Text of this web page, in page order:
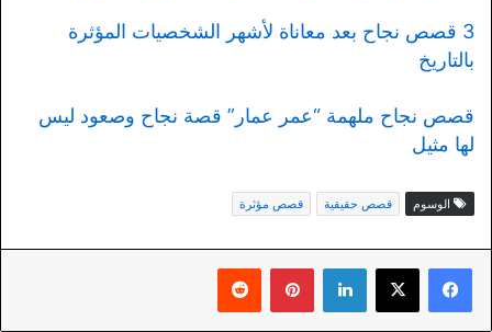
3 قصص نجاح بعد معاناة لأشهر الشخصيات المؤثرة
بالتاريخ
قصص نجاح ملهمة “عمر عمار” قصة نجاح وصعود ليس
لها مثيل
الوسوم قصص حقيقية قصص مؤثرة
لينكدإن بينتيريست